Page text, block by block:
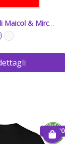
Gli scarabocchi di Maicol & Mirco - 6
€ 20.00